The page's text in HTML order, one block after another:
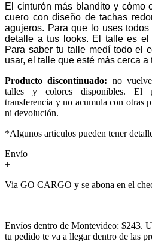
El cinturón más blandito y cómo
cuero con diseño de tachas
agujeros. Para que lo uses
detalle a tus looks. El talle es
Para saber tu talle medí todo el
usar, el talle que esté más cerca
Producto discontinuado: no
talles y colores disponibles. El
transferencia y no acumula con otras
ni devolución.
*Algunos articulos pueden tener
Envío
+
Via GO CARGO y se abona en el
Envíos dentro de Montevideo: $243.
tu pedido te va a llegar dentro de las